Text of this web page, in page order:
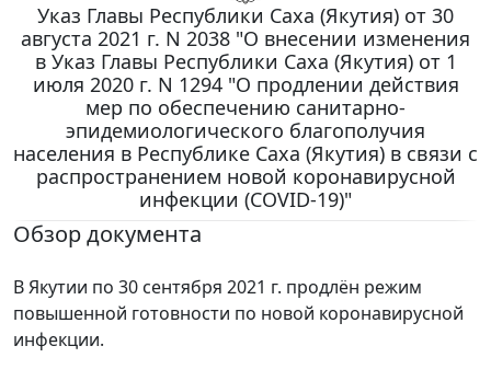
Указ Главы Республики Саха (Якутия) от 30
августа 2021 г. N 2038 "О внесении изменения
в Указ Главы Республики Саха (Якутия) от 1
июля 2020 г. N 1294 "О продлении действия
мер по обеспечению санитарно-
эпидемиологического благополучия
населения в Республике Саха (Якутия) в связи с
распространением новой коронавирусной
инфекции (COVID-19)"
Обзор документа
В Якутии по 30 сентября 2021 г. продлён режим
повышенной готовности по новой коронавирусной
инфекции.